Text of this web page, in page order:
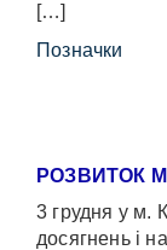
[…]
Позначки
РОЗВИТОК
3 грудня у м.
досягнень і